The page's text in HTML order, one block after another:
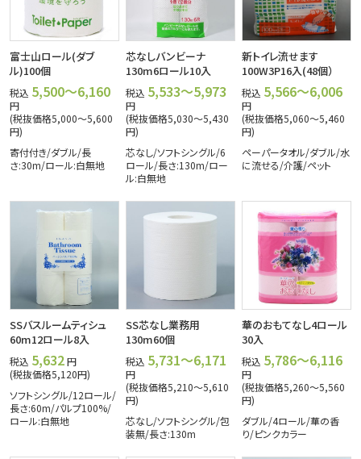
富士山ロール(ダブ
ル)100個
税込 5,500～6,160
円
(税抜価格5,000～5,600
円)
寄付付き/ダブル/長
さ:30m/ロール:白無地
芯なしバンビーナ
130m6ロール10入
税込 5,533～5,973
円
(税抜価格5,030～5,430
円)
芯なし/ソフトシングル/6
ロール/長さ:130m/ロー
ル:白無地
新トイレ流せます
100W3P16入(48個）
税込 5,566～6,006
円
(税抜価格5,060～5,460
円)
ペーパータオル/ダブル/水
に流せる/介護/ペット
SSバスルームティシュ
60m12ロール8入
税込 5,632円
(税抜価格5,120円)
ソフトシングル/12ロール/
長さ:60m/パルプ100%/
ロール:白無地
SS芯なし業務用
130m60個
税込 5,731～6,171
円
(税抜価格5,210～5,610
円)
芯なし/ソフトシングル/包
装無/長さ:130m
華のおもてなし4ロール
30入
税込 5,786～6,116
円
(税抜価格5,260～5,560
円)
ダブル/4ロール/華の香
り/ピンクカラー